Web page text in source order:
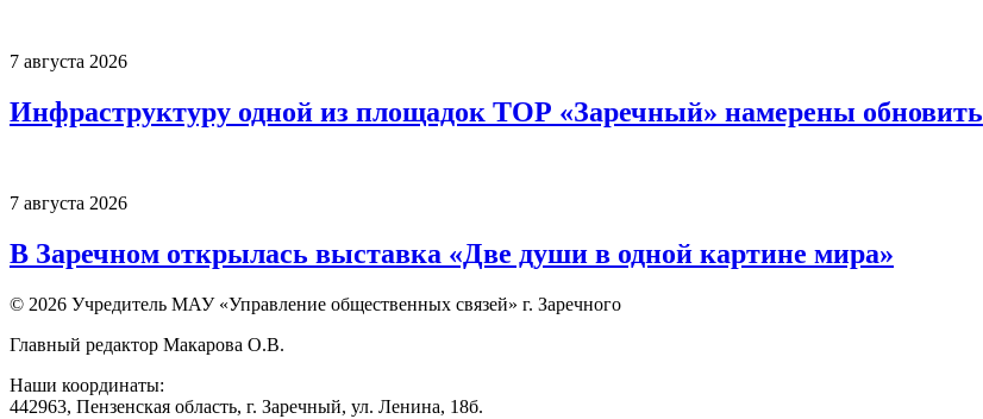
7 августа 2026
Инфраструктуру одной из площадок ТОР «Заречный» намерены обновить
7 августа 2026
В Заречном открылась выставка «Две души в одной картине мира»
© 2026 Учредитель МАУ «Управление общественных связей» г. Заречного
Главный редактор Макарова О.В.
Наши координаты:
442963, Пензенская область, г. Заречный, ул. Ленина, 18б.